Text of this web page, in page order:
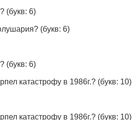
(букв: 6)
(букв: 6)
(букв: 6)
катастрофу в 1986г.? (букв: 10)
катастрофу в 1986г.? (букв: 10)